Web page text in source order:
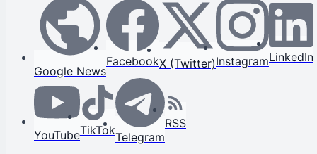
Google News
FacebookX (Twitter)InstagramLinkedIn
YouTubeTikTokTelegram
RSS